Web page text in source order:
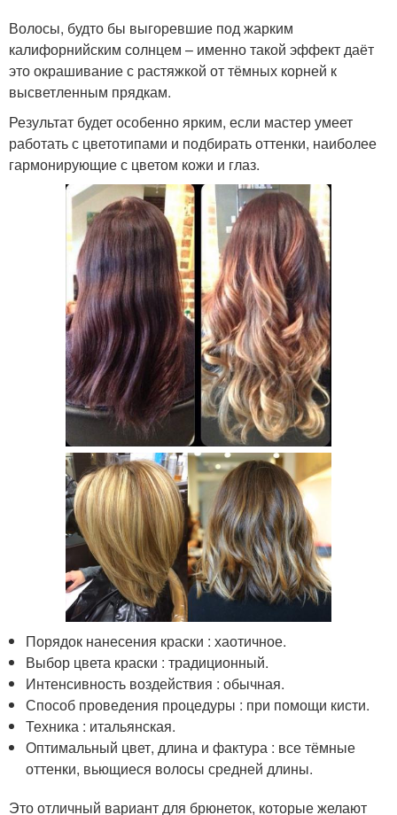
Волосы, будто бы выгоревшие под жарким
калифорнийским солнцем – именно такой эффект даёт
это окрашивание с растяжкой от тёмных корней к
высветленным прядкам.
Результат будет особенно ярким, если мастер умеет
работать с цветотипами и подбирать оттенки, наиболее
гармонирующие с цветом кожи и глаз.
Порядок нанесения краски : хаотичное.
Выбор цвета краски : традиционный.
Интенсивность воздействия : обычная.
Способ проведения процедуры : при помощи кисти.
Техника : итальянская.
Оптимальный цвет, длина и фактура : все тёмные
оттенки, вьющиеся волосы средней длины.
Это отличный вариант для брюнеток, которые желают